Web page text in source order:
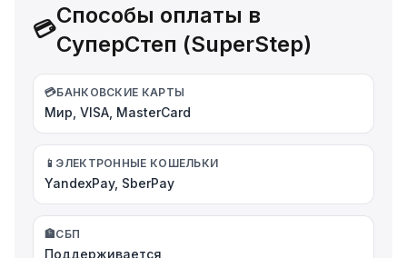
💳
Способы оплаты в
СуперСтеп (SuperStep)
💳БАНКОВСКИЕ КАРТЫ
Мир, VISA, MasterCard
📱 ЭЛЕКТРОННЫЕ КОШЕЛЬКИ
YandexPay, SberPay
🏦СБП
Поддерживается